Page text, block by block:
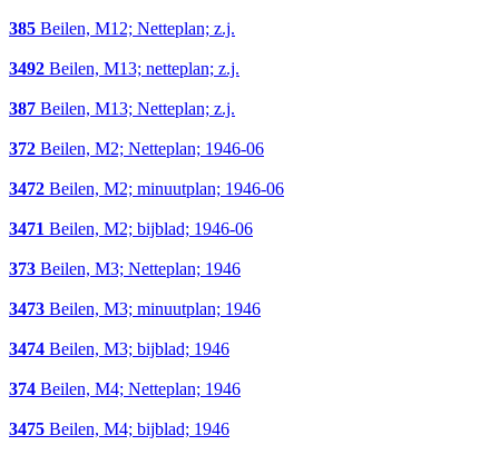
385 Beilen, M12; Netteplan; z.j.
3492 Beilen, M13; netteplan; z.j.
387 Beilen, M13; Netteplan; z.j.
372 Beilen, M2; Netteplan; 1946-06
3472 Beilen, M2; minuutplan; 1946-06
3471 Beilen, M2; bijblad; 1946-06
373 Beilen, M3; Netteplan; 1946
3473 Beilen, M3; minuutplan; 1946
3474 Beilen, M3; bijblad; 1946
374 Beilen, M4; Netteplan; 1946
3475 Beilen, M4; bijblad; 1946